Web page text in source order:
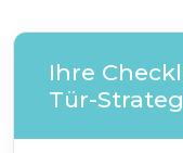
Ihre
Tür-